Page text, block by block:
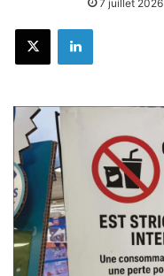
7 juillet 2026
X Linkedin